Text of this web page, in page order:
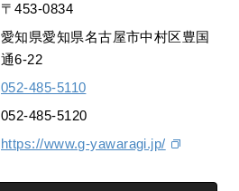
〒453-0834
愛知県愛知県名古屋市中村区豊国
通6-22
052-485-5110
052-485-5120
https://www.g-yawaragi.jp/